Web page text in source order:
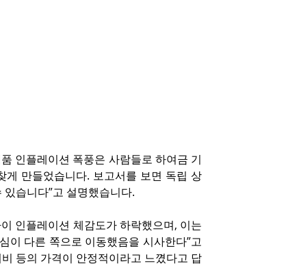
인플레이션 폭풍은 사람들로 하여금 기
게 만들었습니다. 보고서를 보면 독립 상
습니다”고 설명했습니다.
인플레이션 체감도가 하락했으며, 이는
이 다른 쪽으로 이동했음을 시사한다”고
등의 가격이 안정적이라고 느꼈다고 답